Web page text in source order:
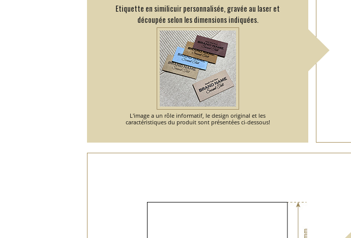
Etiquette en similicuir personnalisée, gravée au laser et
découpée selon les dimensions indiquées.
L'image a un rôle informatif, le design original et les
caractéristiques du produit sont présentées ci-dessous!